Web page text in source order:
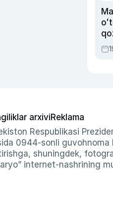
arxiviReklama
Respublikasi
0944-sonli
shuningdek,
internet-nashrining